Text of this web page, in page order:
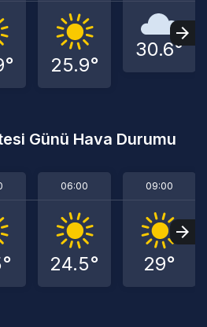
25.9°
30.6°
Günü Hava Durumu
06:00
24.5°
09:00
29°